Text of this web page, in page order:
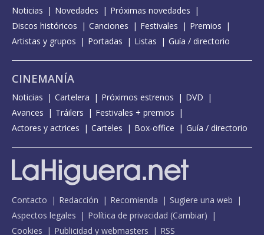
Noticias Novedades
Próximas novedades
Discos históricos
Canciones Festivales
Premios
Artistas y grupos
Portadas Listas Guía / directorio
CINEMANÍA
Noticias Cartelera Próximos estrenos
DVD
Avances
Tráilers
Festivales + premios
Actores y actrices
Carteles Box-office Guía / directorio
Contacto Redacción Recomienda
Sugiere una web
Aspectos legales
Política de privacidad (Cambiar)
Cookies
Publicidad y webmasters RSS